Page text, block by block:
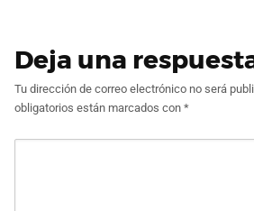
Deja una
Tu dirección de correo electrónico no será
obligatorios están marcados con *